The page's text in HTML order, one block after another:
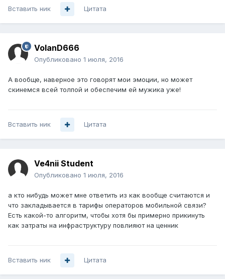
Вставить ник Цитата
VolanD666
Опубликовано 1 июля, 2016
А вообще, наверное это говорят мои эмоции, но может
скинемся всей толпой и обеспечим ей мужика уже!
Вставить ник Цитата
Ve4nii Student
Опубликовано 1 июля, 2016
а кто нибудь может мне ответить из как вообще считаются и
что закладывается в тарифы операторов мобильной связи?
Есть какой-то алгоритм, чтобы хотя бы примерно прикинуть
как затраты на инфраструктуру повлияют на ценник
Вставить ник Цитата